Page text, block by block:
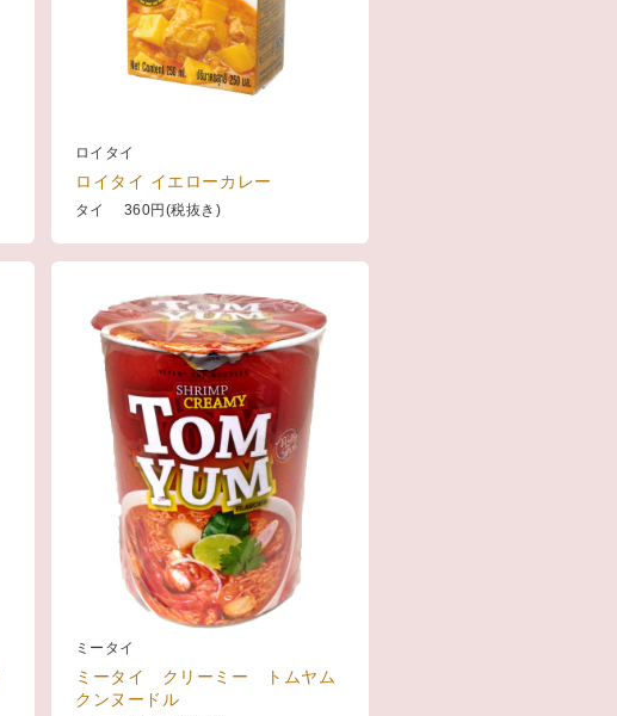
ロイタイ
ロイタイ イエローカレー
タイ 360円(税抜き)
ミータイ
ミータイ クリーミー トムヤム
クンヌードル